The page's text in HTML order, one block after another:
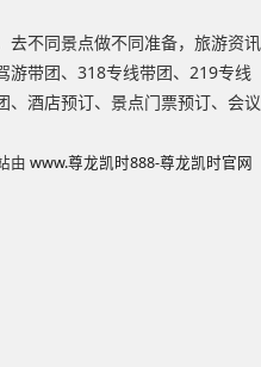
去不同景点做不同准备，旅游资讯
游带团、318专线带团、219专线
、酒店预订、景点门票预订、会议
由 www.尊龙凯时888-尊龙凯时官网